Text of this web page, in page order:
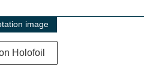
image
Holofoil